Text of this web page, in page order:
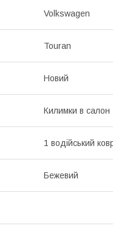
Volkswagen
Touran
Новий
Килимки в салон
1 водійський
Бежевий